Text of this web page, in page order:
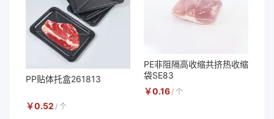
PP贴体托盒261813
￥0.52 / 个
PE非阻隔高收缩共挤热收缩
袋SE83
￥0.16 / 个